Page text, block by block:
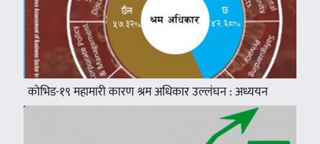
कोभिड-१९ महामारी कारण श्रम अधिकार उल्लंघन : अध्ययन